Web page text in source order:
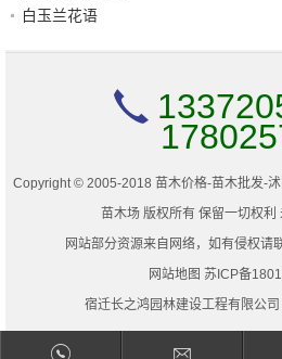
白玉兰花语
Copyright © 2005-2018 苗木价格-苗木批发-
苗木场 版权所有 保留一切权利
网站部分资源来自网络，如有侵权请
网站地图 苏ICP备
宿迁长之鸿园林建设工程有限公